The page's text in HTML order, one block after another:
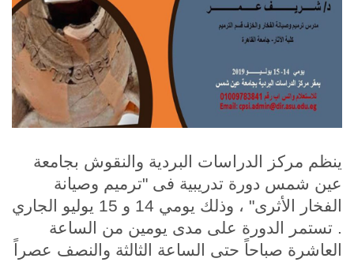
هيئة التدريس
الدراسات العليا
الخريجين
سجل الان
ينظم مركز الدراسات البردية والنقوش بجامعة
عين شمس دورة تدريبية فى "ترميم وصيانة
الفخار الأثرى" ، وذلك يومي 14 و 15 يوليو الجاري
. تستمر الدورة على مدى يومين من الساعة
العاشرة صباحاً حتى الساعة الثالثة والنصف عصراً